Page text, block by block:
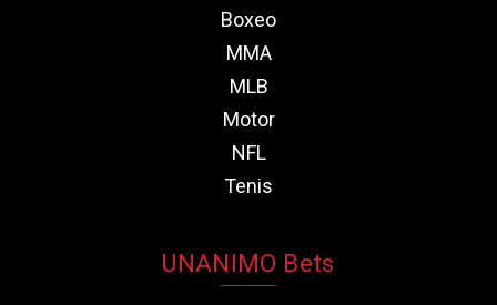
Boxeo
MMA
MLB
Motor
NFL
Tenis
UNANIMO Bets